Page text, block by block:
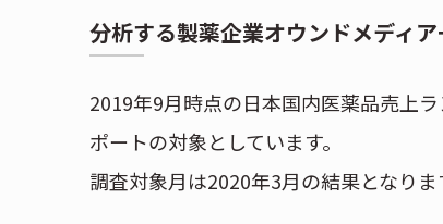
分析する製薬企業オウンドメディ
2019年9月時点の日本国内医薬品売上
ポートの対象としています。
調査対象月は2020年3月の結果となりま